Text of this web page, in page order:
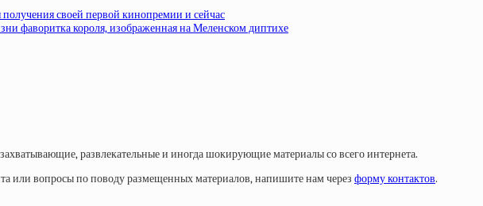
своей первой кинопремии и сейчас
фаворитка короля, изображенная на Меленском диптихе
развлекательные и иногда шокирующие материалы со всего интернета.
или вопросы по поводу размещенных материалов, напишите нам через форму контактов.